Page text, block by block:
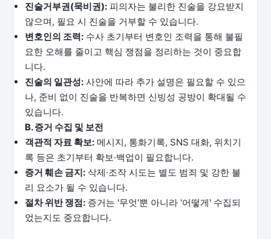
진술거부권(묵비권): 피의자는 불리한 진술을 강요받지
않으며, 필요 시 진술을 거부할 수 있습니다.
변호인의 조력: 수사 초기부터 변호인 조력을 통해 불필
요한 오해를 줄이고 핵심 쟁점을 정리하는 것이 중요합
니다.
진술의 일관성: 사안에 따라 추가 설명은 필요할 수 있으
나, 준비 없이 진술을 반복하면 신빙성 공방이 확대될 수
있습니다.
B. 증거 수집 및 보전
객관적 자료 확보: 메시지, 통화기록, SNS 대화, 위치기
록 등은 초기부터 확보·백업이 필요합니다.
증거 훼손 금지: 삭제·조작 시도는 별도 범죄 및 강한 불
리 요소가 될 수 있습니다.
절차 위반 쟁점: 증거는 '무엇'뿐 아니라 '어떻게' 수집되
었는지도 중요합니다.